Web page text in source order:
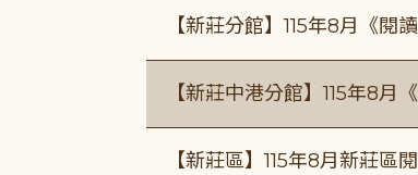
【新莊分館】115年8月《閱
【新莊中港分館】115年8
【新莊區】115年8月新莊區